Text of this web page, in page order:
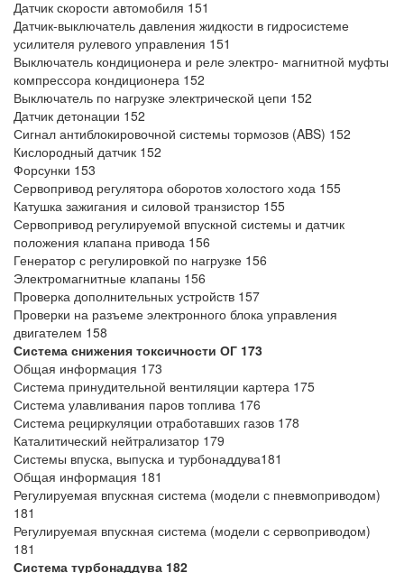
Датчик скорости автомобиля 151
Датчик-выключатель давления жидкости в гидросистеме
усилителя рулевого управления 151
Выключатель кондиционера и реле электро- магнитной муфты
компрессора кондиционера 152
Выключатель по нагрузке электрической цепи 152
Датчик детонации 152
Сигнал антиблокировочной системы тормозов (ABS) 152
Кислородный датчик 152
Форсунки 153
Сервопривод регулятора оборотов холостого хода 155
Катушка зажигания и силовой транзистор 155
Сервопривод регулируемой впускной системы и датчик
положения клапана привода 156
Генератор с регулировкой по нагрузке 156
Электромагнитные клапаны 156
Проверка дополнительных устройств 157
Проверки на разъеме электронного блока управления
двигателем 158
Система снижения токсичности ОГ 173
Общая информация 173
Система принудительной вентиляции картера 175
Система улавливания паров топлива 176
Система рециркуляции отработавших газов 178
Каталитический нейтрализатор 179
Системы впуска, выпуска и турбонаддува181
Общая информация 181
Регулируемая впускная система (модели с пневмоприводом)
181
Регулируемая впускная система (модели с сервоприводом)
181
Система турбонаддува 182